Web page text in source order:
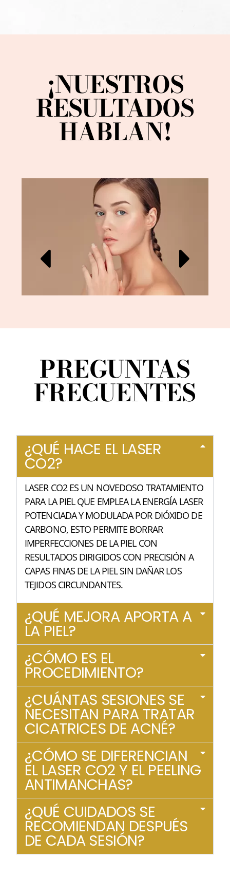
¡NUESTROS
RESULTADOS
HABLAN!
PREGUNTAS
FRECUENTES
¿QUÉ HACE EL LASER
CO2?
LASER CO2 ES UN NOVEDOSO TRATAMIENTO
PARA LA PIEL QUE EMPLEA LA ENERGÍA LASER
POTENCIADA Y MODULADA POR DIÓXIDO DE
CARBONO, ESTO PERMITE BORRAR
IMPERFECCIONES DE LA PIEL CON
RESULTADOS DIRIGIDOS CON PRECISIÓN A
CAPAS FINAS DE LA PIEL SIN DAÑAR LOS
TEJIDOS CIRCUNDANTES.
¿QUÉ MEJORA APORTA A
LA PIEL?
¿CÓMO ES EL
PROCEDIMIENTO?
¿CUÁNTAS SESIONES SE
NECESITAN PARA TRATAR
CICATRICES DE ACNÉ?
¿CÓMO SE DIFERENCIAN
EL LASER CO2 Y EL PEELING
ANTIMANCHAS?
¿QUÉ CUIDADOS SE
RECOMIENDAN DESPUÉS
DE CADA SESIÓN?